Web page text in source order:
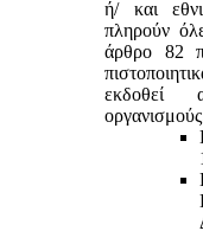
ή/ και
πληρούν
άρθρο 82
εκδοθεί